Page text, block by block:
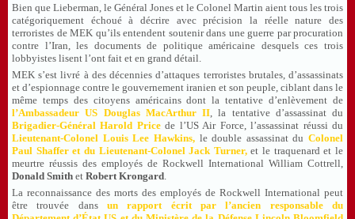
Bien que Lieberman, le Général Jones et le Colonel Martin aient tous les trois
catégoriquement échoué à décrire avec précision la réelle nature des
terroristes de MEK qu’ils entendent soutenir dans une guerre par procuration
contre l’Iran, les documents de politique américaine desquels ces trois
lobbyistes lisent l’ont fait et en grand détail.
MEK s’est livré à des décennies d’attaques terroristes brutales, d’assassinats
et d’espionnage contre le gouvernement iranien et son peuple, ciblant dans le
même temps des citoyens américains dont la tentative d’enlèvement de
l’Ambassadeur US Douglas MacArthur II, la tentative d’assassinat du
Brigadier-Général Harold Pricede l’US Air Force, l’assassinat réussi du
Lieutenant-Colonel Louis Lee Hawkins, le double assassinat du Colonel
Paul Shaffer et du Lieutenant-Colonel Jack Turner, et le traquenard et le
meurtre réussis des employés de Rockwell International William Cottrell,
Donald Smith et Robert Krongard.
La reconnaissance des morts des employés de Rockwell International peut
être trouvée dans
un rapport écrit par l’ancien responsable du